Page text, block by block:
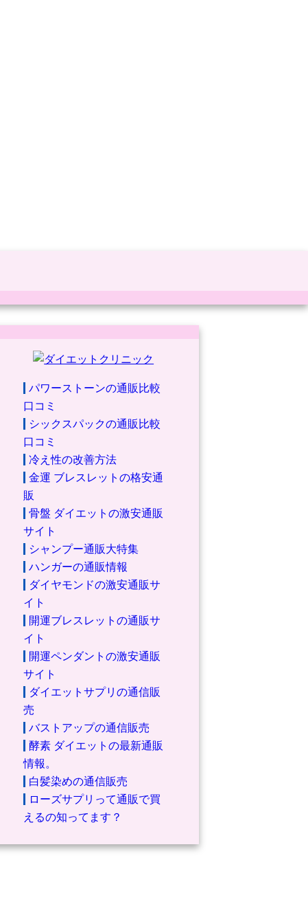
パワーストーンの通販比較
口コミ
シックスパックの通販比較
口コミ
冷え性の改善方法
金運 ブレスレットの格安通
販
骨盤 ダイエットの激安通販
サイト
シャンプー通販大特集
ハンガーの通販情報
ダイヤモンドの激安通販サ
イト
開運ブレスレットの通販サ
イト
開運ペンダントの激安通販
サイト
ダイエットサプリの通信販
売
バストアップの通信販売
酵素 ダイエットの最新通販
情報。
白髪染めの通信販売
ローズサプリって通販で買
えるの知ってます？